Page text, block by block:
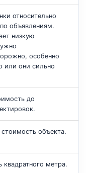
относительно
объявлениям.
низкую
особенно
или они сильно
до
стоимость объекта.
квадратного метра.